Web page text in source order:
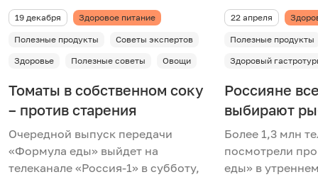
19 декабря Здоровое питание
Полезные продукты
Советы экспертов
Здоровье
Полезные советы Овощи
Томаты в собственном соку
– против старения
Очередной выпуск передачи
«Формула еды» выйдет на
телеканале «Россия-1» в субботу,
22 апреля
Полезные продукты
Здоровый
Россияне
выбирают
Более 1,3 млн
посмотрели
еды» в